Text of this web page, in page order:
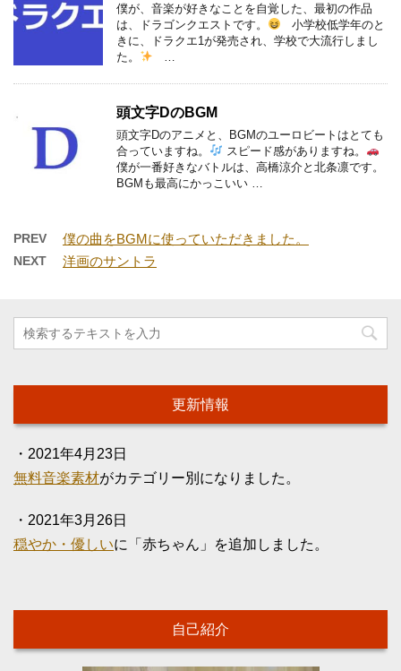
僕が、音楽が好きなことを自覚した、最初の作品
は、ドラゴンクエストです。
小学校低学年のと
きに、ドラクエ1が発売され、学校で大流行しまし
た。
頭文字DのBGM
頭文字Dのアニメと、BGMのユーロビートはとても
合っていますね。
スピード感がありますね。
僕が一番好きなバトルは、高橋涼介と北条凛です。
BGMも最高にかっこいい …
PREV 僕の曲をBGMに使っていただきました。
NEXT 洋画のサントラ
更新情報
・2021年4月23日
無料音楽素材がカテゴリー別になりました。
・2021年3月26日
穏やか・優しいに「赤ちゃん」を追加しました。
自己紹介